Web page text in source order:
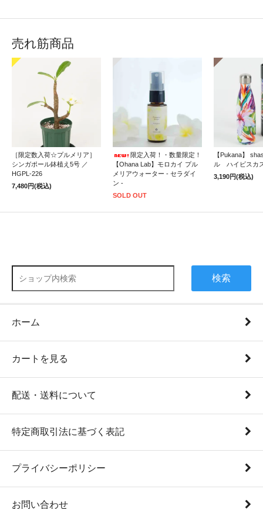
売れ筋商品
［限定数入荷☆プルメリア］
シンガポール鉢植え5号 ／
HGPL-226
7,480円(税込)
限定入荷！・数量限定！
【Ohana Lab】モロカイ プル
メリアウォーター - セラダイ
ン -
SOLD OUT
【Pukana】
ル ハイビスカ
3,190円(税込)
検索
ホーム
カートを見る
配送・送料について
特定商取引法に基づく表記
プライバシーポリシー
お問い合わせ